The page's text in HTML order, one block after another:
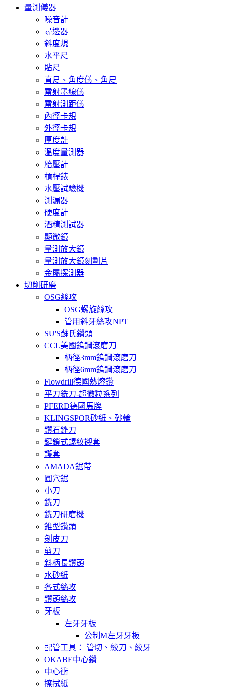
量測儀器
噪音計
尋邊器
斜度規
水平尺
貼尺
直尺、角度儀、角尺
雷射墨線儀
雷射測距儀
內徑卡規
外徑卡規
厚度計
溫度量測器
胎壓計
槓桿錶
水壓試驗機
測漏器
硬度計
酒精測試器
顯微鏡
量測放大鏡
量測放大鏡刻劃片
金屬探測器
切削研磨
OSG絲攻
OSG螺旋絲攻
管用斜牙絲攻NPT
SU'S蘇氏鑽頭
CCL美國鎢鋼滾磨刀
柄徑3mm鎢鋼滾磨刀
柄徑6mm鎢鋼滾磨刀
Flowdrill德國熱熔鑽
平刀銑刀-超微粒系列
PFERD德國馬牌
KLINGSPOR砂紙、砂輪
鑽石銼刀
鍵鎖式螺紋襯套
護套
AMADA鋸帶
圓穴鋸
小刀
銑刀
銑刀研磨機
錐型鑽頭
剝皮刀
剪刀
斜柄長鑽頭
水砂紙
各式絲攻
鑽頭絲攻
牙板
左牙牙板
公制M左牙牙板
配管工具： 管切、絞刀、絞牙
OKABE中心鑽
中心衝
擦拭紙